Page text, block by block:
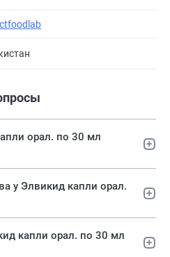
орал. по 30 мл
у Элвикид капли орал.
капли орал. по 30 мл